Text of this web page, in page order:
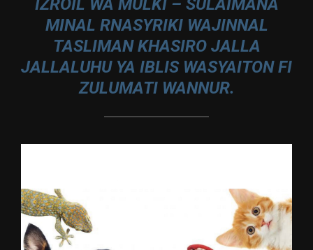
IZROIL WA MULKI – SULAIMANA
MINAL RNASYRIKI WAJINNAL
TASLIMAN KHASIRO JALLA
JALLALUHU YA IBLIS WASYAITON FI
ZULUMATI WANNUR.